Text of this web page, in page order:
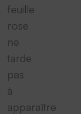
feuille
rose
ne
tarde
pas
à
apparaître